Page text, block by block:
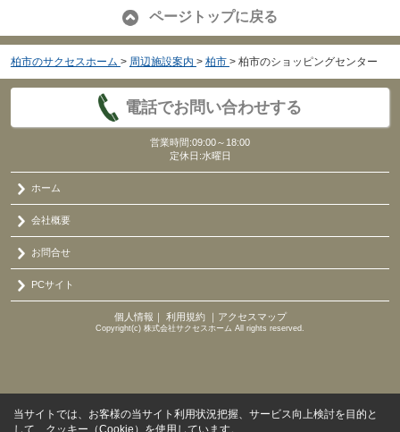
ページトップに戻る
柏市のサクセスホーム > 周辺施設案内 > 柏市 > 柏市のショッピングセンター
電話でお問い合わせする
営業時間:09:00～18:00
定休日:水曜日
ホーム
会社概要
お問合せ
PCサイト
個人情報 利用規約｜ アクセスマップ
Copyright(c) 株式会社サクセスホーム All rights reserved.
当サイトでは、お客様の当サイト利用状況把握、サービス向上検討を目的と
して、クッキー（Cookie）を使用しています。